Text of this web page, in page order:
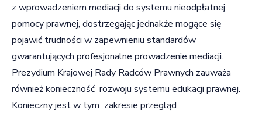
z wprowadzeniem mediacji do systemu nieodpłatnej
pomocy prawnej, dostrzegając jednakże mogące się
pojawić trudności w zapewnieniu standardów
gwarantujących profesjonalne prowadzenie mediacji.
Prezydium Krajowej Rady Radców Prawnych zauważa
również konieczność rozwoju systemu edukacji prawnej.
Konieczny jest w tym zakresie przegląd